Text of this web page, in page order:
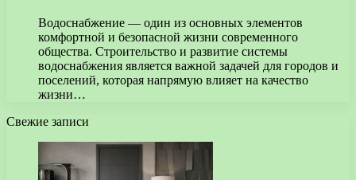
Водоснабжение — один из основных элементов
комфортной и безопасной жизни современного
общества. Строительство и развитие системы
водоснабжения является важной задачей для городов и
поселений, которая напрямую влияет на качество
жизни…
Свежие записи